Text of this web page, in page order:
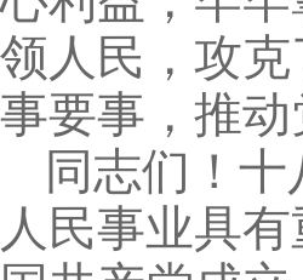
领人民，攻
事要事，推
同志们！
人民事业具